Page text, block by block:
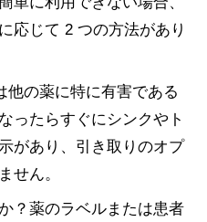
応じて 2 つの方法があり
他の薬に特に有害である
ったらすぐにシンクやト
があり、引き取りのオプ
せん。
？薬のラベルまたは患者